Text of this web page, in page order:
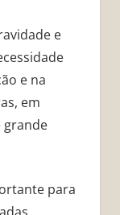
e
e na
em
grande
para